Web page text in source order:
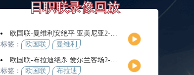
日职联录像回放
欧国联-曼维利安绝平 亚美尼亚2-2法罗群岛
标签：
欧国联
曼维利
欧国联-布拉迪绝杀 爱尔兰客场2-1逆转芬兰
标签：
欧国联 布拉迪